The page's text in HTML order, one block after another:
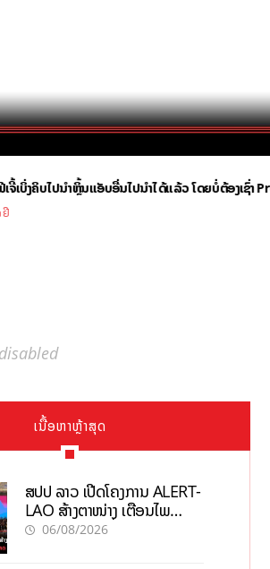
ຈີ້ເບິ່ງຄິບໄປນຳຫຼິ້ນແອັບອື່ນໄປນຳໄດ້ແລ້ວ ໂດຍບໍ່ຕ້ອງເຊົ່າ
ຢີ
ເນື້ອຫາຫຼ້າສຸດ
ສປປ ລາວ ເປີດໂຄງການ ALERT-
LAO ສ້າງຕາໜ່າງ ເຕືອນໄພ
ພະຍາດລະບາດທົ່ວປະເທດ
06/08/2026